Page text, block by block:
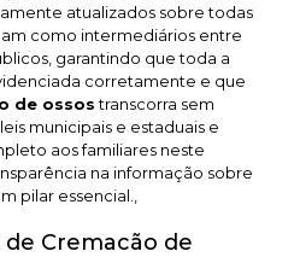
atualizados sobre todas
como intermediários entre
garantindo que toda a
corretamente e que
de ossostranscorra sem
municipais e estaduais e
aos familiares neste
na informação sobre
pilar essencial.,
de Cremacão de